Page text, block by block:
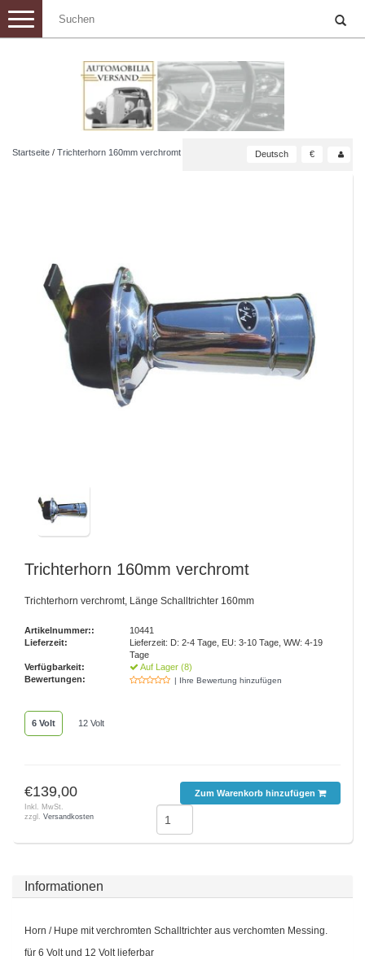
Toggle
navigation
Startseite / Trichterhorn 160mm verchromt Deutsch €
Trichterhorn 160mm verchromt
Trichterhorn verchromt, Länge Schalltrichter 160mm
Artikelnummer::
10441
Lieferzeit:
Lieferzeit: D: 2-4 Tage, EU: 3-10 Tage, WW: 4-19
Tage
Verfügbarkeit:
Auf Lager (8)
Bewertungen:
| Ihre Bewertung hinzufügen
6 Volt 12 Volt
€139,00
Inkl. MwSt.
zzgl. Versandkosten
Zum Warenkorb hinzufügen
Informationen
Horn / Hupe mit verchromten Schalltrichter aus verchomten Messing.
für 6 Volt und 12 Volt lieferbar